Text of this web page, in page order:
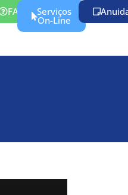
FAQ Serviços
On-Line